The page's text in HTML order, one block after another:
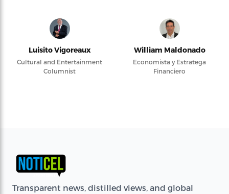
Luisito Vigoreaux
Cultural and Entertainment
Columnist
William Maldonado
Economista y Estratega
Financiero
Transparent news, distilled views, and global